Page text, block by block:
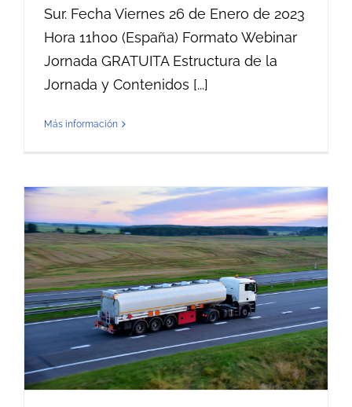
Sur. Fecha Viernes 26 de Enero de 2023
Hora 11h00 (España) Formato Webinar
Jornada GRATUITA Estructura de la
Jornada y Contenidos [...]
Más información